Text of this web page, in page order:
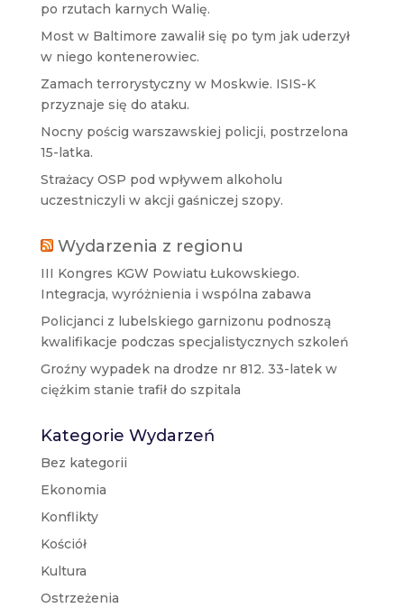
po rzutach karnych Walię.
Most w Baltimore zawalił się po tym jak uderzył
w niego kontenerowiec.
Zamach terrorystyczny w Moskwie. ISIS-K
przyznaje się do ataku.
Nocny pościg warszawskiej policji, postrzelona
15-latka.
Strażacy OSP pod wpływem alkoholu
uczestniczyli w akcji gaśniczej szopy.
Wydarzenia z regionu
III Kongres KGW Powiatu Łukowskiego.
Integracja, wyróżnienia i wspólna zabawa
Policjanci z lubelskiego garnizonu podnoszą
kwalifikacje podczas specjalistycznych szkoleń
Groźny wypadek na drodze nr 812. 33-latek w
ciężkim stanie trafił do szpitala
Kategorie Wydarzeń
Bez kategorii
Ekonomia
Konflikty
Kościół
Kultura
Ostrzeżenia